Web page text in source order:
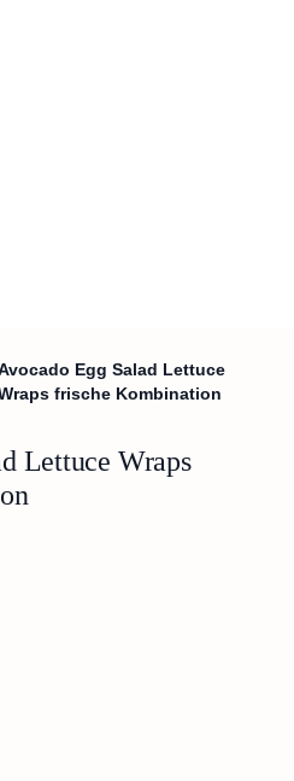
Egg Salad Lettuce
frische Kombination
Lettuce Wraps